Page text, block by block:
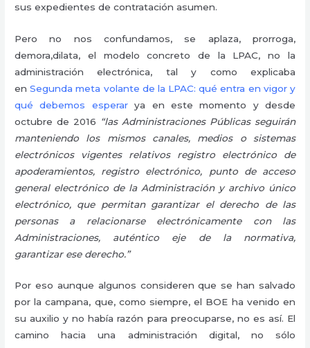
sus expedientes de contratación asumen.
Pero no nos confundamos, se aplaza, prorroga,
demora,dilata, el modelo concreto de la LPAC, no la
administración electrónica, tal y como explicaba
enSegunda meta volante de la LPAC: qué entra en vigor y
qué debemos esperar ya en este momento y desde
octubre de 2016 “las Administraciones Públicas seguirán
manteniendo los mismos canales, medios o sistemas
electrónicos vigentes relativos registro electrónico de
apoderamientos, registro electrónico, punto de acceso
general electrónico de la Administración y archivo único
electrónico, que permitan garantizar el derecho de las
personas a relacionarse electrónicamente con las
Administraciones, auténtico eje de la normativa,
garantizar ese derecho.”
Por eso aunque algunos consideren que se han salvado
por la campana, que, como siempre, el BOE ha venido en
su auxilio y no había razón para preocuparse, no es así. El
camino hacia una administración digital, no sólo